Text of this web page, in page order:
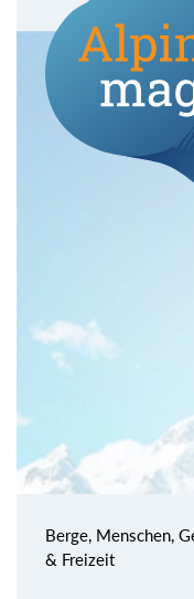
Berge, Menschen,
& Freizeit